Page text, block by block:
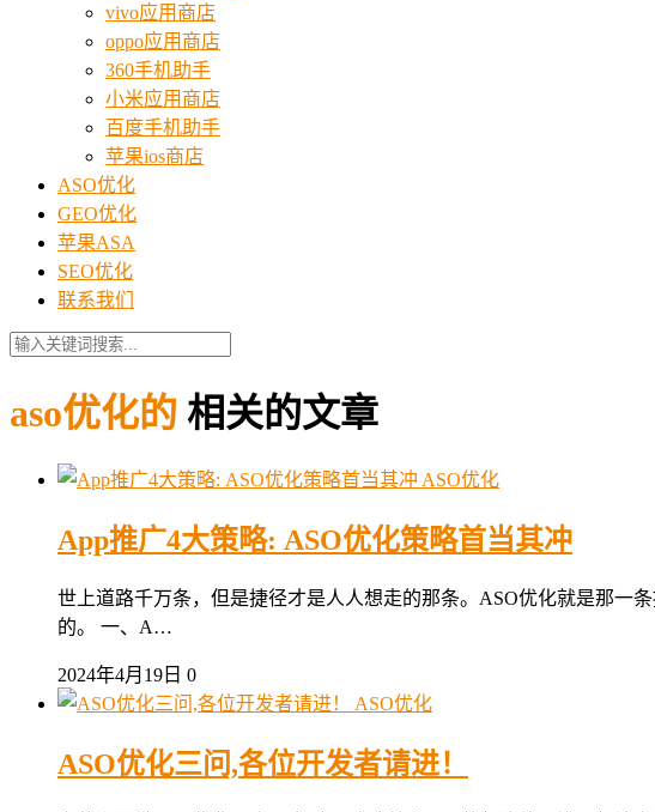
vivo应用商店
oppo应用商店
360手机助手
小米应用商店
百度手机助手
苹果ios商店
ASO优化
GEO优化
苹果ASA
SEO优化
联系我们
aso优化的 相关的文章
ASO优化
App推广4大策略: ASO优化策略首当其冲
世上道路千万条，但是捷径才是人人想走的那条。ASO优化就是那一
的。 一、A…
2024年4月19日 0
ASO优化
ASO优化三问,各位开发者请进！